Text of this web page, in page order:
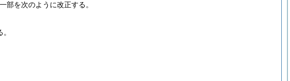
部を次のように改正する。